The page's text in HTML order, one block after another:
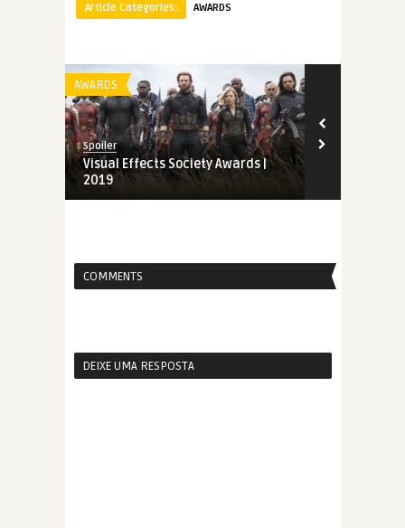
Article Categories:
AWARDS
AWARDS
Spoiler
Visual Effects Society Awards |
2019
COMMENTS
DEIXE UMA RESPOSTA